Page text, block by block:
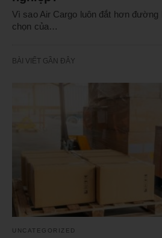
Vì sao Air Cargo luôn đắt hơn đường
chọn của…
BÀI VIẾT GẦN ĐÂY
UNCATEGORIZED